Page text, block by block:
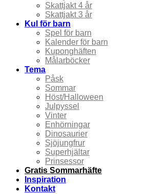
Skattjakt 4 år
Skattjakt 3 år
Kul för barn
Spel för barn
Kalender för barn
Kuponghäften
Målarböcker
Tema
Påsk
Sommar
Höst/Halloween
Julpyssel
Vinter
Enhörningar
Dinosaurier
Sjöjungfrur
Superhjältar
Prinsessor
Gratis Sommarhäfte
Inspiration
Kontakt